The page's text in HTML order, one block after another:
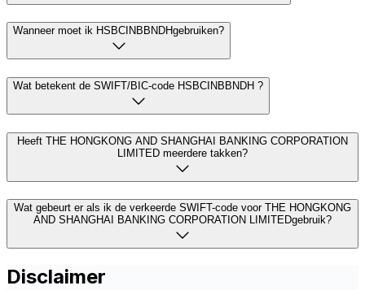
Wanneer moet ik HSBCINBBNDHgebruiken?
Wat betekent de SWIFT/BIC-code HSBCINBBNDH ?
Heeft THE HONGKONG AND SHANGHAI BANKING CORPORATION
LIMITED meerdere takken?
Wat gebeurt er als ik de verkeerde SWIFT-code voor THE HONGKONG
AND SHANGHAI BANKING CORPORATION LIMITEDgebruik?
Disclaimer